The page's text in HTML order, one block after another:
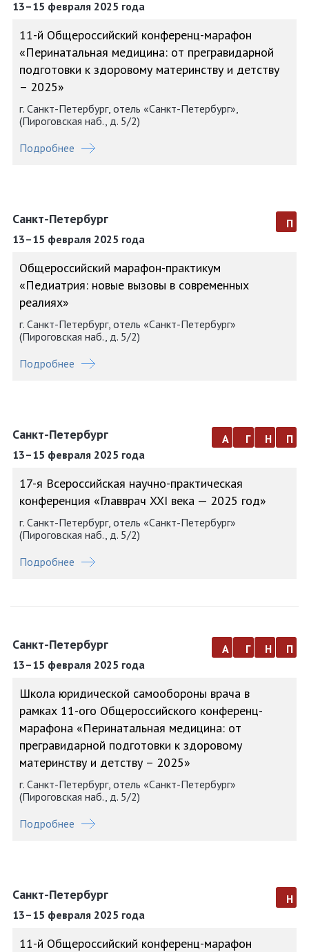
13–15 февраля 2025 года
11-й Общероссийский конференц-марафон
«Перинатальная медицина: от прегравидарной
подготовки к здоровому материнству и детству
– 2025»
г. Санкт-Петербург, отель «Санкт-Петербург»,
(Пироговская наб., д. 5/2)
Подробнее
Санкт-Петербург
13–15 февраля 2025 года
п
Общероссийский марафон-практикум
«Педиатрия: новые вызовы в современных
реалиях»
г. Санкт-Петербург, отель «Санкт-Петербург»
(Пироговская наб., д. 5/2)
Подробнее
Санкт-Петербург
13–15 февраля 2025 года
а г н п
17-я Всероссийская научно-практическая
конференция «Главврач XXI века — 2025 год»
г. Санкт-Петербург, отель «Санкт-Петербург»
(Пироговская наб., д. 5/2)
Подробнее
Санкт-Петербург
13–15 февраля 2025 года
а г н п
Школа юридической самообороны врача в
рамках 11-ого Общероссийского конференц-
марафона «Перинатальная медицина: от
прегравидарной подготовки к здоровому
материнству и детству – 2025»
г. Санкт-Петербург, отель «Санкт-Петербург»
(Пироговская наб., д. 5/2)
Подробнее
Санкт-Петербург
13–15 февраля 2025 года
н
11-й Общероссийский конференц-марафон